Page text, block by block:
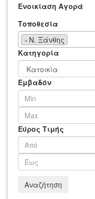
Ενοικίαση Αγορά
Τοποθεσία
× Ν. Ξάνθης
Κατηγορία
Εμβαδόν
Εύρος Τιμής
Αναζήτηση